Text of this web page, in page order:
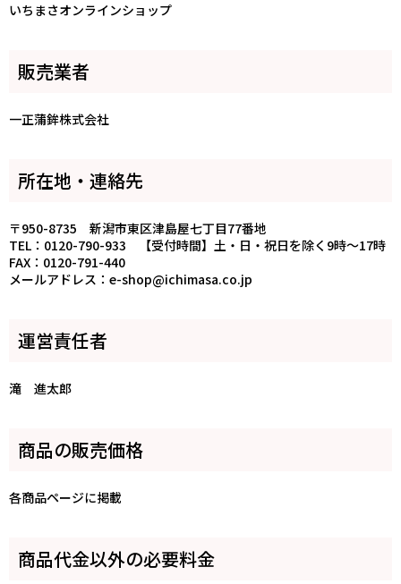
いちまさオンラインショップ
販売業者
一正蒲鉾株式会社
所在地・連絡先
〒950-8735 新潟市東区津島屋七丁目77番地
TEL：0120-790-933 【受付時間】土・日・祝日を除く9時～17時
FAX：0120-791-440
メールアドレス：e-shop@ichimasa.co.jp
運営責任者
滝 進太郎
商品の販売価格
各商品ページに掲載
商品代金以外の必要料金